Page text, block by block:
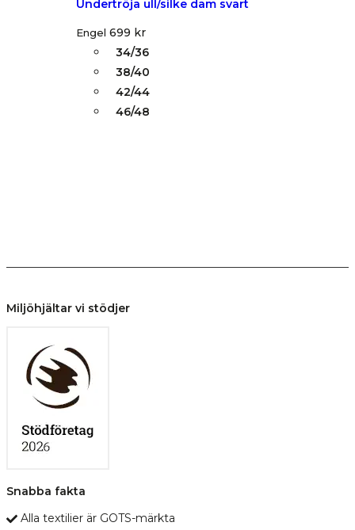
Undertröja ull/silke dam svart
Engel 699 kr
34/36
38/40
42/44
46/48
Miljöhjältar vi stödjer
Snabba fakta
Alla textilier är GOTS-märkta